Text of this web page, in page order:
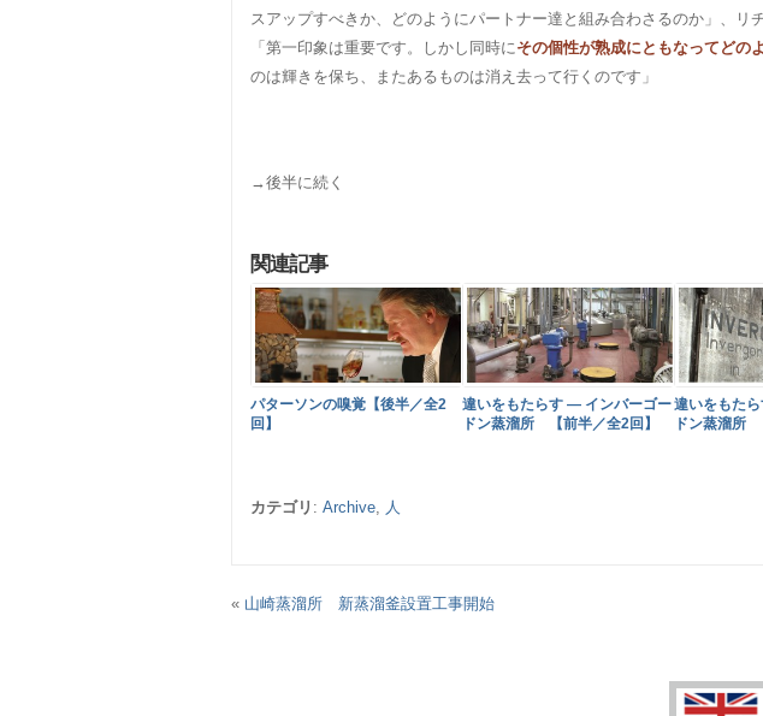
スアップすべきか、どのようにパートナー達と組み合わさるのか」、リ
「第一印象は重要です。しかし同時に その個性が熟成にともなってどの
のは輝きを保ち、またあるものは消え去って行くのです」
→後半に続く
関連記事
パターソンの嗅覚【後半／全2
回】
違いをもたらす ― インバーゴー
ドン蒸溜所 【前半／全2回】
違いをもた
ドン蒸溜所
カテゴリ : Archive, 人
« 山崎蒸溜所 新蒸溜釜設置工事開始